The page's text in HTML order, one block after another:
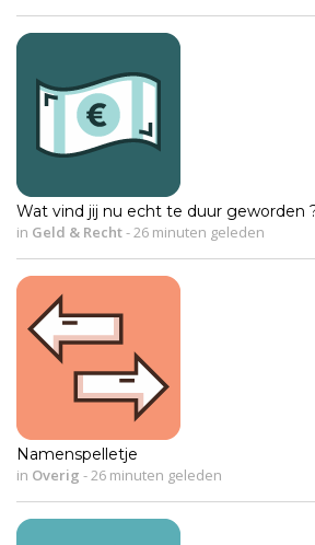
Wat vind jij nu echt te duur geworden
in Geld & Recht- 26 minuten geleden
Namenspelletje
in Overig - 26 minuten geleden